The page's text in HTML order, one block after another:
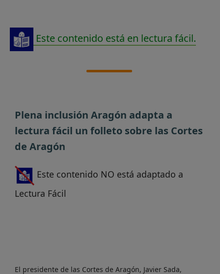
Este contenido está en lectura fácil.
Plena inclusión Aragón adapta a
lectura fácil un folleto sobre las Cortes
de Aragón
Este contenido NO está adaptado a
Lectura Fácil
El presidente de las Cortes de Aragón, Javier Sada,